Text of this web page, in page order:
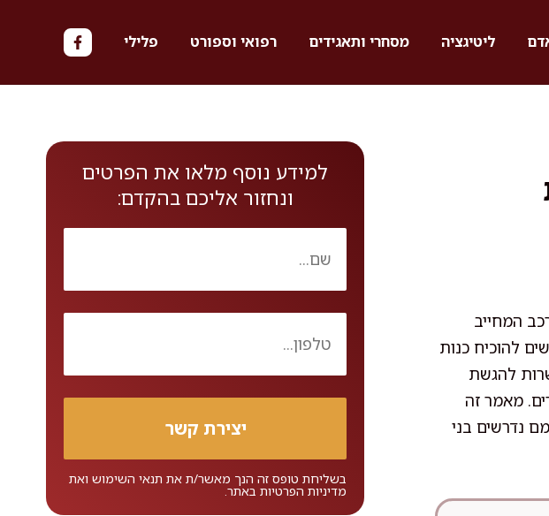
ליטיגציה מסחרי ותאגידים רפואי וספורט פלילי
המחייב
להוכיח כנות
להגשת
מאמר זה
נדרשים בני
למידע נוסף מלאו את הפרטים
ונחזור אליכם בהקדם:
בשליחת טופס זה הנך מאשר/ת את תנאי השימושואת
מדיניות הפרטיותבאתר.